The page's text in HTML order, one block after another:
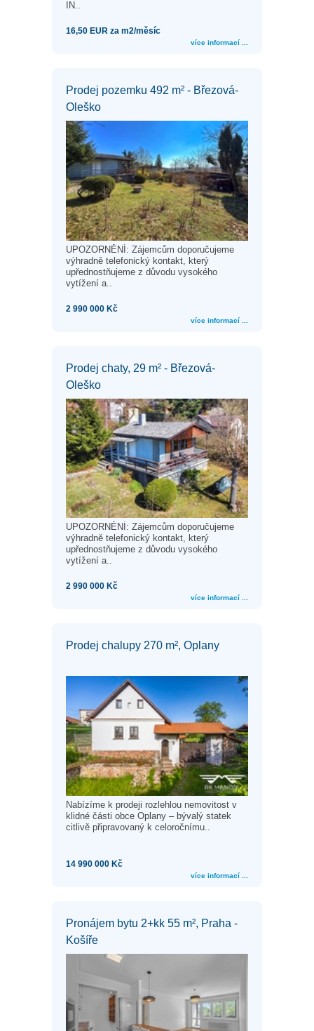
IN..
16,50 EUR za m2/měsíc
více informací ...
Prodej pozemku 492 m² - Březová-
Oleško
UPOZORNĚNÍ: Zájemcům doporučujeme
výhradně telefonický kontakt, který
upřednostňujeme z důvodu vysokého
vytížení a..
2 990 000 Kč
více informací ...
Prodej chaty, 29 m² - Březová-
Oleško
UPOZORNĚNÍ: Zájemcům doporučujeme
výhradně telefonický kontakt, který
upřednostňujeme z důvodu vysokého
vytížení a..
2 990 000 Kč
více informací ...
Prodej chalupy 270 m², Oplany
Nabízíme k prodeji rozlehlou nemovitost v
klidné části obce Oplany – bývalý statek
citlivě připravovaný k celoročnímu..
14 990 000 Kč
více informací ...
Pronájem bytu 2+kk 55 m², Praha -
Košíře